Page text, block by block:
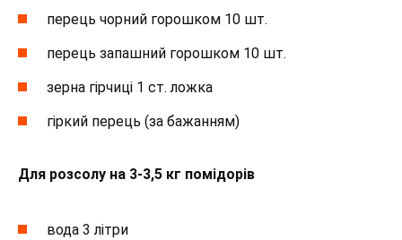
перець чорний горошком 10 шт.
перець запашний горошком 10 шт.
зерна гірчиці 1 ст. ложка
гіркий перець (за бажанням)
Для розсолу на 3-3,5 кг помідорів
вода 3 літри